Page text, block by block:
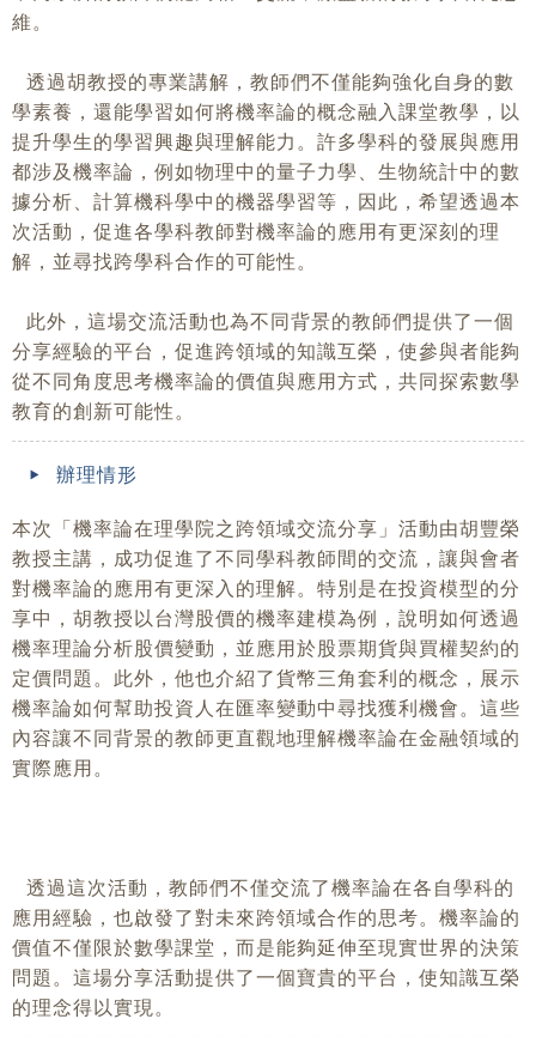
維。
透過胡教授的專業講解，教師們不僅能夠強化自身的數
學素養，還能學習如何將機率論的概念融入課堂教學，以
提升學生的學習興趣與理解能力。許多學科的發展與應用
都涉及機率論，例如物理中的量子力學、生物統計中的數
據分析、計算機科學中的機器學習等，因此，希望透過本
次活動，促進各學科教師對機率論的應用有更深刻的理
解，並尋找跨學科合作的可能性。
此外，這場交流活動也為不同背景的教師們提供了一個
分享經驗的平台，促進跨領域的知識互榮，使參與者能夠
從不同角度思考機率論的價值與應用方式，共同探索數學
教育的創新可能性。
辦理情形
本次「機率論在理學院之跨領域交流分享」活動由胡豐榮
教授主講，成功促進了不同學科教師間的交流，讓與會者
對機率論的應用有更深入的理解。特別是在投資模型的分
享中，胡教授以台灣股價的機率建模為例，說明如何透過
機率理論分析股價變動，並應用於股票期貨與買權契約的
定價問題。此外，他也介紹了貨幣三角套利的概念，展示
機率論如何幫助投資人在匯率變動中尋找獲利機會。這些
內容讓不同背景的教師更直觀地理解機率論在金融領域的
實際應用。
透過這次活動，教師們不僅交流了機率論在各自學科的
應用經驗，也啟發了對未來跨領域合作的思考。機率論的
價值不僅限於數學課堂，而是能夠延伸至現實世界的決策
問題。這場分享活動提供了一個寶貴的平台，使知識互榮
的理念得以實現。